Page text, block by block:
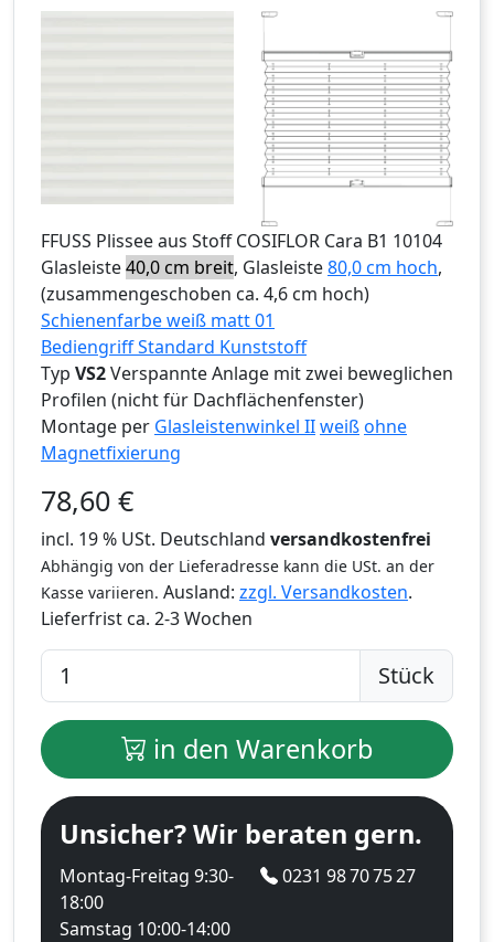
FFUSS Plissee aus Stoff COSIFLOR Cara B1 10104
Glasleiste40,0 cm breit, Glasleiste80,0 cm hoch,
(zusammengeschoben ca. 4,6 cm hoch)
Schienenfarbe weiß matt 01
Bediengriff Standard Kunststoff
Typ VS2Verspannte Anlage mit zwei beweglichen
Profilen (nicht für Dachflächenfenster)
Montage per Glasleistenwinkel IIweißohne
Magnetfixierung
78,60 €
incl. 19 % USt. Deutschland versandkostenfrei
Abhängig von der Lieferadresse kann die USt. an der
Kasse variieren. Ausland: zzgl. Versandkosten.
Lieferfrist ca. 2-3 Wochen
Stück
in den Warenkorb
Unsicher? Wir beraten gern.
Montag-Freitag 9:30-
18:00
Samstag 10:00-14:00
0231 98 70 75 27